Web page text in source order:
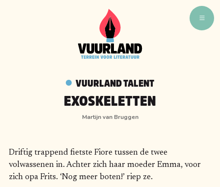
WAT ZIJN WIJ
VUURLAND TALENT
VUURLAND LEEST
VUURLAND TALENT
EXOSKELETTEN
Martijn van Bruggen
Driftig trappend fietste Fiore tussen de twee
volwassenen in. Achter zich haar moeder Emma, voor
zich opa Frits. ‘Nog meer boten!’ riep ze.